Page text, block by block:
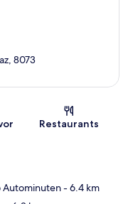
8073
Restaurants
Autominuten- 6.4 km